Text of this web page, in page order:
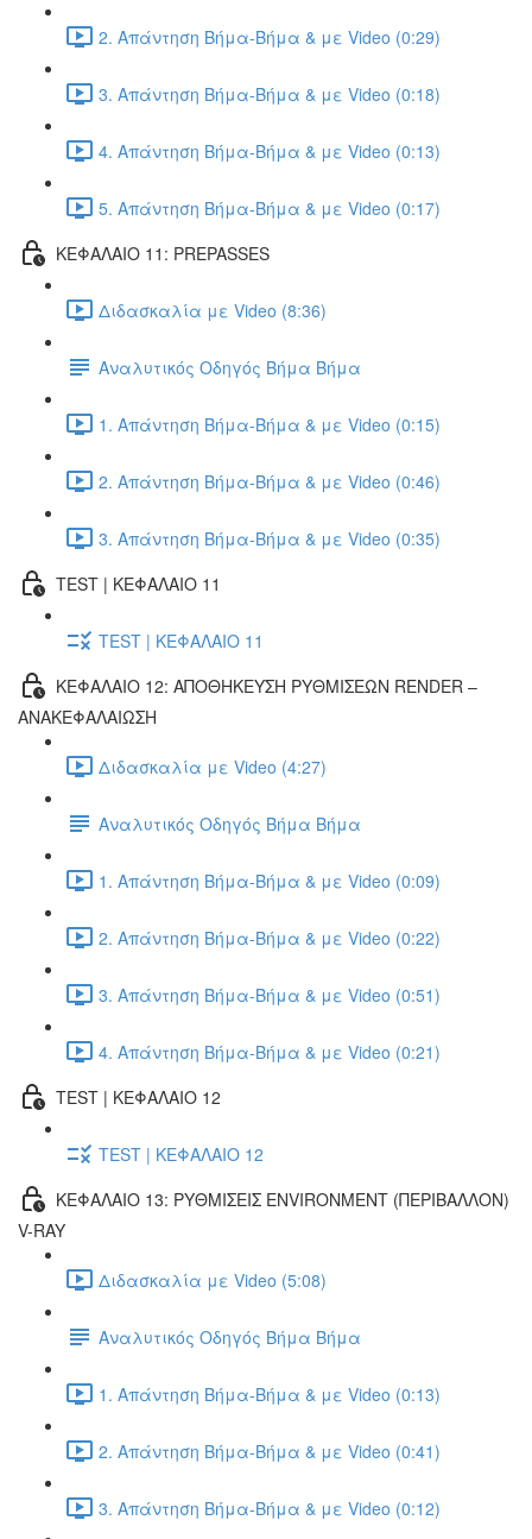
2. Απάντηση Βήμα-Βήμα & με Video (0:29)
3. Απάντηση Βήμα-Βήμα & με Video (0:18)
4. Απάντηση Βήμα-Βήμα & με Video (0:13)
5. Απάντηση Βήμα-Βήμα & με Video (0:17)
ΚΕΦΑΛΑΙΟ 11: PREPASSES
Διδασκαλία με Video (8:36)
Αναλυτικός Οδηγός Βήμα Βήμα
1. Απάντηση Βήμα-Βήμα & με Video (0:15)
2. Απάντηση Βήμα-Βήμα & με Video (0:46)
3. Απάντηση Βήμα-Βήμα & με Video (0:35)
TEST | ΚΕΦΑΛΑΙΟ 11
TEST | ΚΕΦΑΛΑΙΟ 11
ΚΕΦΑΛΑΙΟ 12: ΑΠΟΘΗΚΕΥΣΗ ΡΥΘΜΙΣΕΩΝ RENDER –
ΑΝΑΚΕΦΑΛΑΙΩΣΗ
Διδασκαλία με Video (4:27)
Αναλυτικός Οδηγός Βήμα Βήμα
1. Απάντηση Βήμα-Βήμα & με Video (0:09)
2. Απάντηση Βήμα-Βήμα & με Video (0:22)
3. Απάντηση Βήμα-Βήμα & με Video (0:51)
4. Απάντηση Βήμα-Βήμα & με Video (0:21)
TEST | ΚΕΦΑΛΑΙΟ 12
TEST | ΚΕΦΑΛΑΙΟ 12
ΚΕΦΑΛΑΙΟ 13: ΡΥΘΜΙΣΕΙΣ ENVIRONMENT (ΠΕΡΙΒΑΛΛΟΝ)
V-RAY
Διδασκαλία με Video (5:08)
Αναλυτικός Οδηγός Βήμα Βήμα
1. Απάντηση Βήμα-Βήμα & με Video (0:13)
2. Απάντηση Βήμα-Βήμα & με Video (0:41)
3. Απάντηση Βήμα-Βήμα & με Video (0:12)